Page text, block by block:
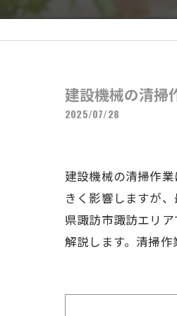
建設機械の清掃
2025/07/28
建設機械の清掃作
きく影響しますが
県諏訪市諏訪エリ
解説します。清掃